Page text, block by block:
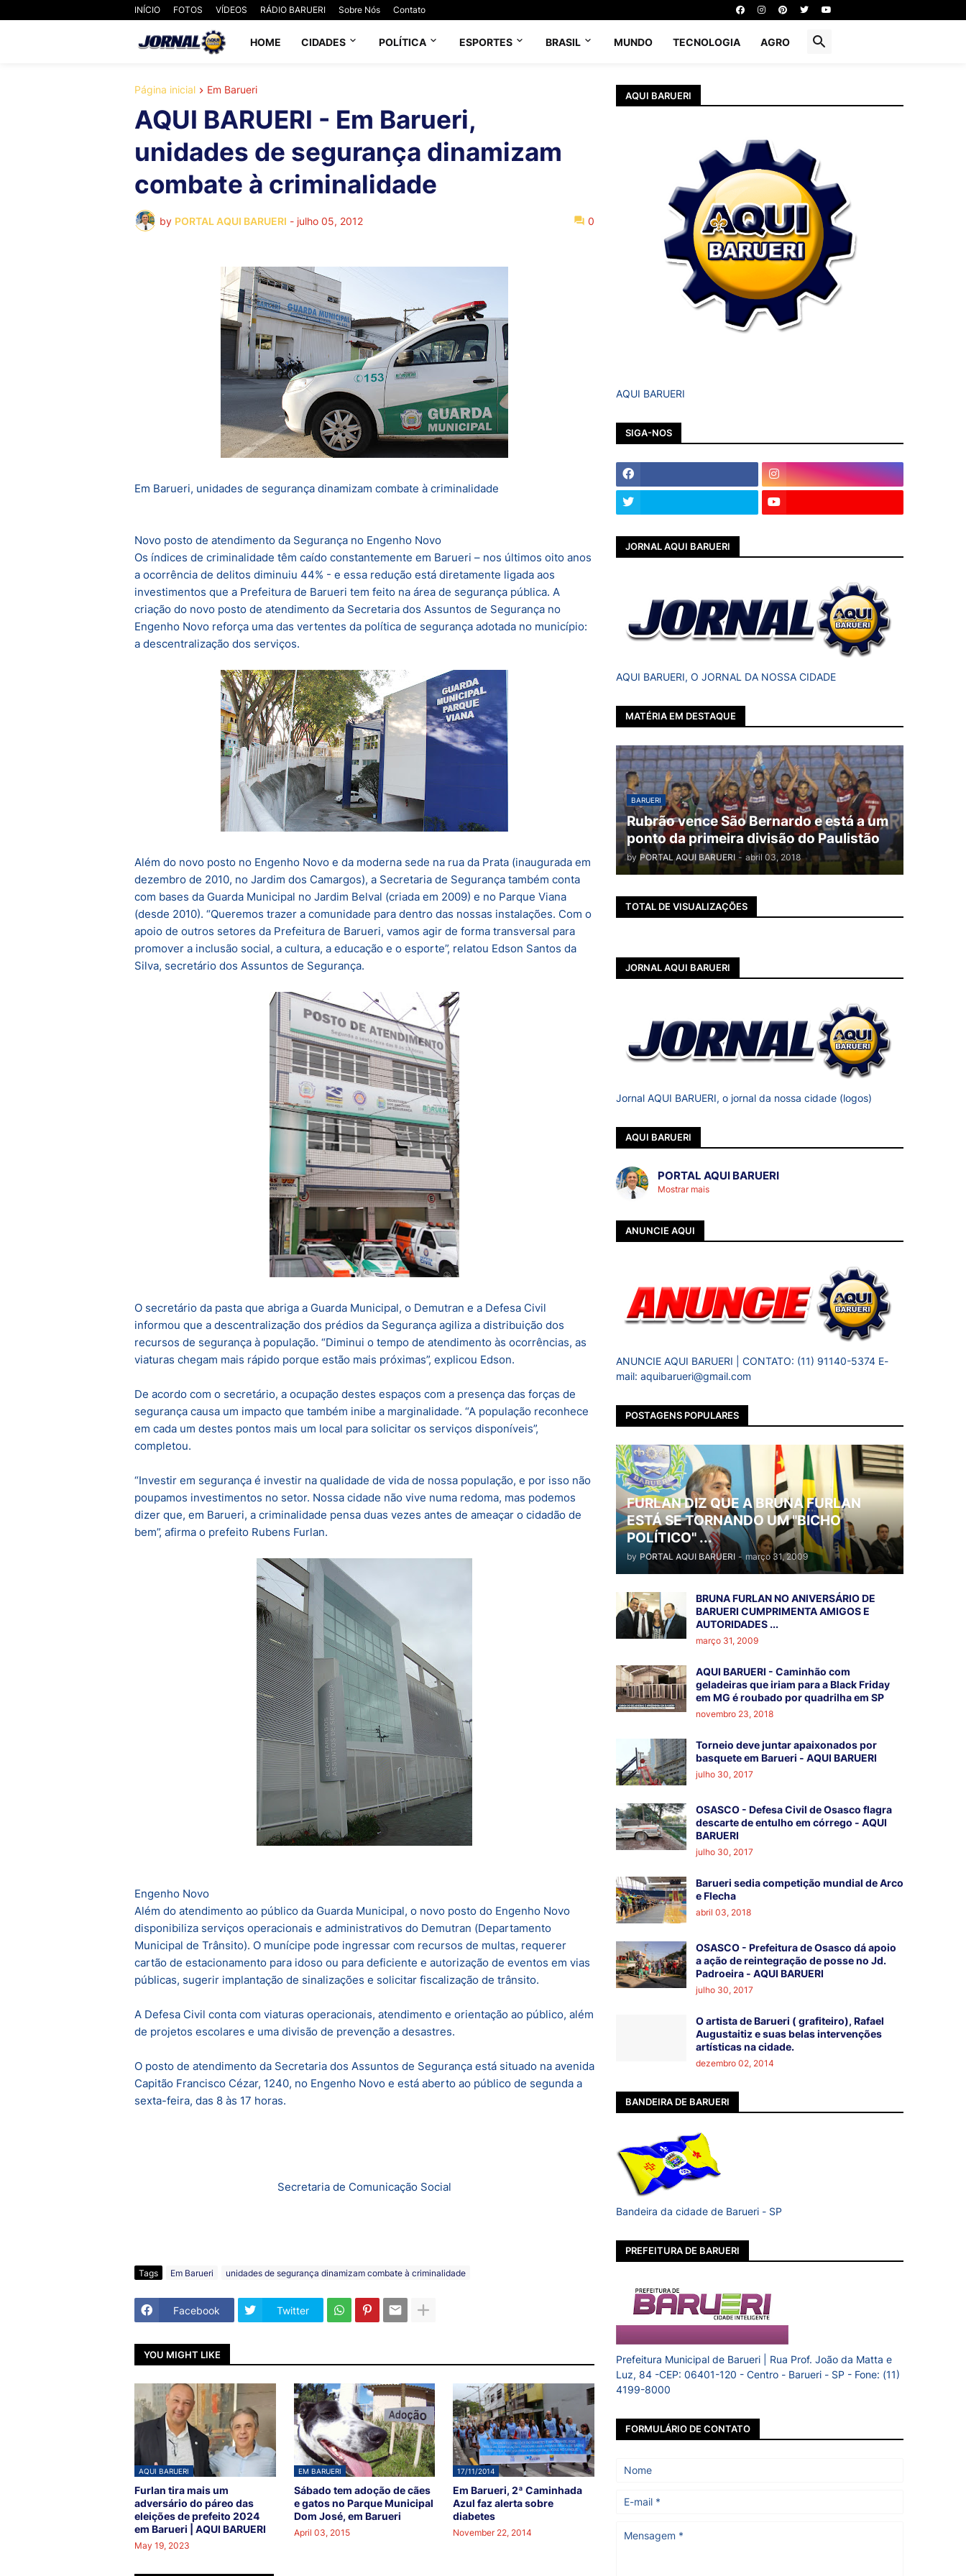
INÍCIO FOTOS VÍDEOS RÁDIO BARUERI Sobre Nós Contato
HOME CIDADES POLÍTICA ESPORTES BRASIL MUNDO TECNOLOGIA AGRO
Página inicial Em Barueri
AQUI BARUERI - Em Barueri,
unidades de segurança dinamizam
combate à criminalidade
by PORTAL AQUI BARUERI - julho 05, 2012 0
Em Barueri, unidades de segurança dinamizam combate à criminalidade
Novo posto de atendimento da Segurança no Engenho Novo
Os índices de criminalidade têm caído constantemente em Barueri – nos últimos oito anos
a ocorrência de delitos diminuiu 44% - e essa redução está diretamente ligada aos
investimentos que a Prefeitura de Barueri tem feito na área de segurança pública. A
criação do novo posto de atendimento da Secretaria dos Assuntos de Segurança no
Engenho Novo reforça uma das vertentes da política de segurança adotada no município:
a descentralização dos serviços.
Além do novo posto no Engenho Novo e da moderna sede na rua da Prata (inaugurada em
dezembro de 2010, no Jardim dos Camargos), a Secretaria de Segurança também conta
com bases da Guarda Municipal no Jardim Belval (criada em 2009) e no Parque Viana
(desde 2010). “Queremos trazer a comunidade para dentro das nossas instalações. Com o
apoio de outros setores da Prefeitura de Barueri, vamos agir de forma transversal para
promover a inclusão social, a cultura, a educação e o esporte”, relatou Edson Santos da
Silva, secretário dos Assuntos de Segurança.
O secretário da pasta que abriga a Guarda Municipal, o Demutran e a Defesa Civil
informou que a descentralização dos prédios da Segurança agiliza a distribuição dos
recursos de segurança à população. “Diminui o tempo de atendimento às ocorrências, as
viaturas chegam mais rápido porque estão mais próximas”, explicou Edson.
De acordo com o secretário, a ocupação destes espaços com a presença das forças de
segurança causa um impacto que também inibe a marginalidade. “A população reconhece
em cada um destes pontos mais um local para solicitar os serviços disponíveis”,
completou.
“Investir em segurança é investir na qualidade de vida de nossa população, e por isso não
poupamos investimentos no setor. Nossa cidade não vive numa redoma, mas podemos
dizer que, em Barueri, a criminalidade pensa duas vezes antes de ameaçar o cidadão de
bem”, afirma o prefeito Rubens Furlan.
Engenho Novo
Além do atendimento ao público da Guarda Municipal, o novo posto do Engenho Novo
disponibiliza serviços operacionais e administrativos do Demutran (Departamento
Municipal de Trânsito). O munícipe pode ingressar com recursos de multas, requerer
cartão de estacionamento para idoso ou para deficiente e autorização de eventos em vias
públicas, sugerir implantação de sinalizações e solicitar fiscalização de trânsito.
A Defesa Civil conta com viaturas operacionais, atendimento e orientação ao público, além
de projetos escolares e uma divisão de prevenção a desastres.
O posto de atendimento da Secretaria dos Assuntos de Segurança está situado na avenida
Capitão Francisco Cézar, 1240, no Engenho Novo e está aberto ao público de segunda a
sexta-feira, das 8 às 17 horas.
Secretaria de Comunicação Social
Tags Em Barueri unidades de segurança dinamizam combate à criminalidade
Facebook Twitter
YOU MIGHT LIKE
AQUI BARUERI
Furlan tira mais um
adversário do páreo das
eleições de prefeito 2024
em Barueri | AQUI BARUERI
May 19, 2023
EM BARUERI
Sábado tem adoção de cães
e gatos no Parque Municipal
Dom José, em Barueri
April 03, 2015
17/11/2014
Em Barueri, 2ª Caminhada
Azul faz alerta sobre
diabetes
November 22, 2014
AQUI BARUERI
AQUI BARUERI
SIGA-NOS
JORNAL AQUI BARUERI
AQUI BARUERI, O JORNAL DA NOSSA CIDADE
MATÉRIA EM DESTAQUE
BARUERI
Rubrão vence São Bernardo e está a um
ponto da primeira divisão do Paulistão
by PORTAL AQUI BARUERI - abril 03, 2018
TOTAL DE VISUALIZAÇÕES
JORNAL AQUI BARUERI
Jornal AQUI BARUERI, o jornal da nossa cidade (logos)
AQUI BARUERI
PORTAL AQUI BARUERI
Mostrar mais
ANUNCIE AQUI
ANUNCIE AQUI BARUERI | CONTATO: (11) 91140-5374 E-
mail: aquibarueri@gmail.com
POSTAGENS POPULARES
FURLAN DIZ QUE A BRUNA FURLAN
ESTÁ SE TORNANDO UM "BICHO
POLÍTICO" ...
by PORTAL AQUI BARUERI - março 31, 2009
BRUNA FURLAN NO ANIVERSÁRIO DE
BARUERI CUMPRIMENTA AMIGOS E
AUTORIDADES ...
março 31, 2009
AQUI BARUERI - Caminhão com
geladeiras que iriam para a Black Friday
em MG é roubado por quadrilha em SP
novembro 23, 2018
Torneio deve juntar apaixonados por
basquete em Barueri - AQUI BARUERI
julho 30, 2017
OSASCO - Defesa Civil de Osasco flagra
descarte de entulho em córrego - AQUI
BARUERI
julho 30, 2017
Barueri sedia competição mundial de Arco
e Flecha
abril 03, 2018
OSASCO - Prefeitura de Osasco dá apoio
a ação de reintegração de posse no Jd.
Padroeira - AQUI BARUERI
julho 30, 2017
O artista de Barueri ( grafiteiro), Rafael
Augustaitiz e suas belas intervenções
artísticas na cidade.
dezembro 02, 2014
BANDEIRA DE BARUERI
Bandeira da cidade de Barueri - SP
PREFEITURA DE BARUERI
Prefeitura Municipal de Barueri | Rua Prof. João da Matta e
Luz, 84 -CEP: 06401-120 - Centro - Barueri - SP - Fone: (11)
4199-8000
FORMULÁRIO DE CONTATO